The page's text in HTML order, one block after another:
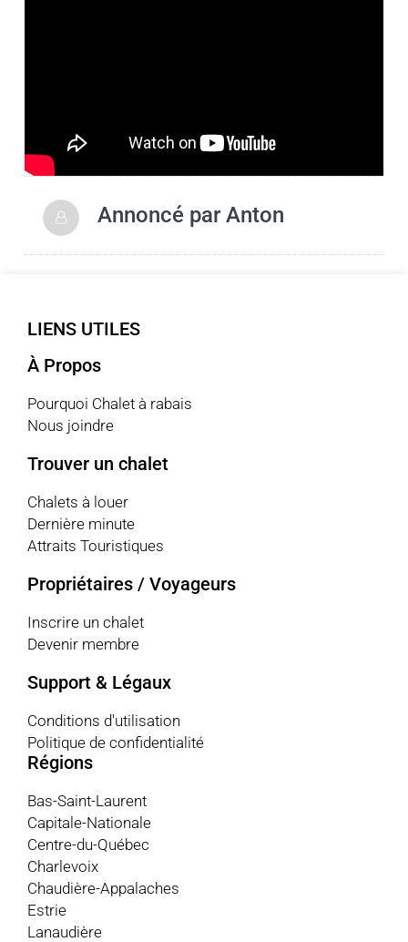
Annoncé parAnton
LIENS UTILES
À Propos
Pourquoi Chalet à rabais
Nous joindre
Trouver un chalet
Chalets à louer
Dernière minute
Attraits Touristiques
Propriétaires / Voyageurs
Inscrire un chalet
Devenir membre
Support & Légaux
Conditions d'utilisation
Politique de confidentialité
Régions
Bas-Saint-Laurent
Capitale-Nationale
Centre-du-Québec
Charlevoix
Chaudière-Appalaches
Estrie
Lanaudière